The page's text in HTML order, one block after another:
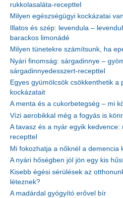
rukkolasaláta-recepttel
Milyen egészségügyi kockázatai
Illatos és szép: levendula –
barackos limonádé
Milyen tünetekre számítsunk, ha
Nyári finomság: sárgadinnye –
sárgadinnyedesszert-recepttel
Egyes gyümölcsök csökkenthetik a
kockázatait
A menta és a cukorbetegség – mi
Vízi aerobikkal még a fogyás is
A tavasz és a nyár egyik
recepttel
Mi fokozhatja a nőknél a demencia
A nyári hőségben jól jön egy kis
Kisebb égési sérülések az
léteznek?
A madárdal gyógyító erővel bír